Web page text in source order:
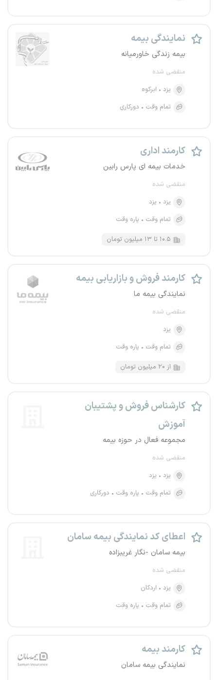
نمایندگی بیمه
بیمه زندگی خاورمیانه
منقضی شده
یزد
ابرکوه
تمام وقت
دورکاری
کارمند اداری
خدمات بیمه ای پارس رابین
منقضی شده
یزد
یزد
تمام وقت
پاره وقت
۱۰.۵ تا ۱۳ میلیون تومان
کارمند فروش و بازاریابی بیمه
نمایندگی بیمه ما
منقضی شده
یزد
تمام وقت
پاره وقت
از ۲۰ میلیون تومان
کارشناس فروش و پشتیبان
آموزش
مجموعه فعال در حوزه بیمه
منقضی شده
یزد
یزد
تمام وقت
پاره وقت دورکاری
اعطای کد نمایندگی بیمه سامان
بیمه سامان -نگار غریبزاده
منقضی شده
یزد
اردکان
تمام وقت
پاره وقت
کارمند بیمه
نمایندگی بیمه سامان